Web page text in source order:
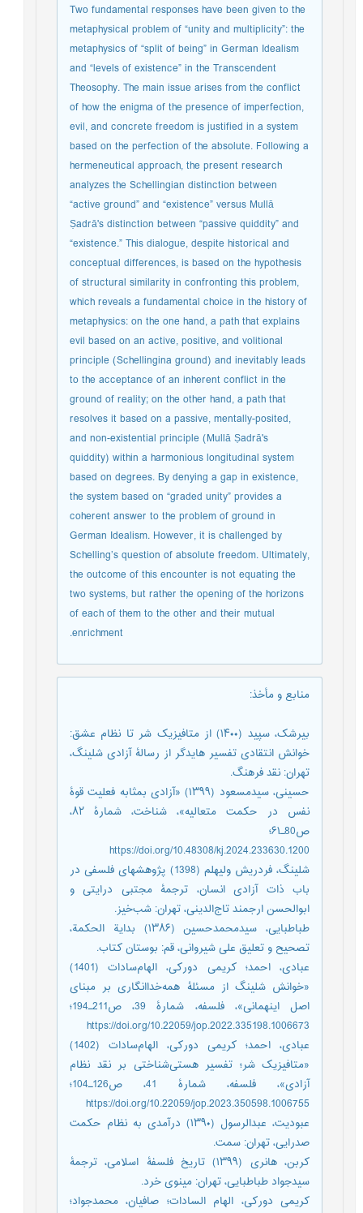
Two fundamental responses have been given to the
metaphysical problem of “unity and multiplicity”: the
metaphysics of “split of being” in German Idealism
and “levels of existence” in the Transcendent
Theosophy. The main issue arises from the conflict
of how the enigma of the presence of imperfection,
evil, and concrete freedom is justified in a system
based on the perfection of the absolute. Following a
hermeneutical approach, the present research
analyzes the Schellingian distinction between
“active ground” and “existence” versus Mullā
Ṣadrā's distinction between “passive quiddity” and
“existence.” This dialogue, despite historical and
conceptual differences, is based on the hypothesis
of structural similarity in confronting this problem,
which reveals a fundamental choice in the history of
metaphysics: on the one hand, a path that explains
evil based on an active, positive, and volitional
principle (Schellingina ground) and inevitably leads
to the acceptance of an inherent conflict in the
ground of reality; on the other hand, a path that
resolves it based on a passive, mentally-posited,
and non-existential principle (Mullā Ṣadrā's
quiddity) within a harmonious longitudinal system
based on degrees. By denying a gap in existence,
the system based on “graded unity” provides a
coherent answer to the problem of ground in
German Idealism. However, it is challenged by
Schelling’s question of absolute freedom. Ultimately,
the outcome of this encounter is not equating the
two systems, but rather the opening of the horizons
of each of them to the other and their mutual
enrichment.
منابع و مأخذ:
بیرشک، سپید (۱۴۰۰) از متافیزیک شر تا نظام عشق:
خوانش انتقادی تفسیر هایدگر از رسالۀ آزادی شلینگ،
تهران: نقد فرهنگ.
حسینی، سیدمسعود (۱۳۹۹) «آزادی بمثابه فعلیت قوۀ
نفس در حکمت متعالیه»، شناخت، شمارۀ ۸۲،
ص80ـ۶۱؛
https://doi.org/10.48308/kj.2024.233630.1200
شلینگ، فردریش ولیهلم (1398) پژوهشهای فلسفی در
باب ذات آزادی انسان، ترجمۀ مجتبی درایتی و
ابوالحسن ارجمند تاج‌الدینی، تهران: شب‌خیز.
طباطبایی، سیدمحمدحسین (۱۳۸۶) بدایة الحکمة،
تصحیح و تعلیق علی شیروانی، قم: بوستان کتاب.
عبادی، احمد؛ کریمی دورکی، الهام‌سادات (1401)
«خوانش شلینگ از مسئلۀ همه‌خداانگاری بر مبنای
اصل اینهمانی»، فلسفه، شمارۀ 39، ص211ـ194؛
https://doi.org/10.22059/jop.2022.335198.1006673
عبادی، احمد؛ کریمی دورکی، الهام‌سادات (1402)
«متافیزیک شر؛ تفسیر هستی‌شناختی بر نقد نظام
آزادی»، فلسفه، شمارۀ 41، ص126ـ104؛
https://doi.org/10.22059/jop.2023.350598.1006755
عبودیت، عبدالرسول (۱۳۹۰) درآمدی به نظام حکمت
صدرایی، تهران: سمت.
کربن، هانری (۱۳۹۹) تاریخ فلسفۀ اسلامی، ترجمۀ
سیدجواد طباطبایی، تهران: مینوی خرد.
کریمی دورکی، الهام السادات؛ صافیان، محمدجواد؛